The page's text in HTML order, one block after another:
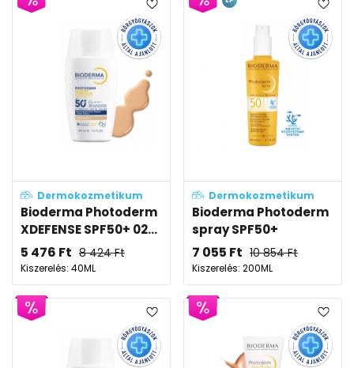
Dermokozmetikum
Bioderma Photoderm
XDEFENSE SPF50+ 02...
5 476 Ft 8 424Ft
Kiszerelés: 40ML
Dermokozmetikum
Bioderma Photoderm
spray SPF50+
7 055 Ft 10 854Ft
Kiszerelés: 200ML